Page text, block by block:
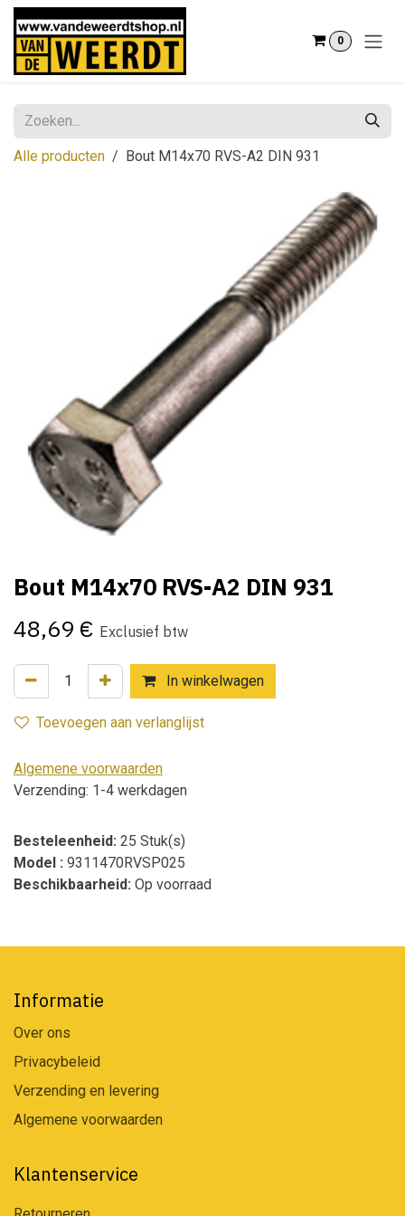
Overslaan naar inhoud
0
Alle producten Bout M14x70 RVS-A2 DIN 931
Bout M14x70 RVS-A2 DIN 931
48,69 € Exclusief btw
In winkelwagen
Toevoegen aan verlanglijst
Algemene voorwaarden
Verzending: 1-4 werkdagen
Besteleenheid: 25 Stuk(s)
Model : 9311470RVSP025
Beschikbaarheid: Op voorraad
Informatie
Over ons
Privacybeleid
Verzending en levering
Algemene voorwaarden
Klantenservice